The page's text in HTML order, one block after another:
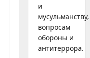
и
мусульманству,
вопросам
обороны и
антитеррора.